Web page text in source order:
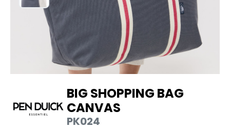
DE SERIE
LABEL / TEAR AWAY
BIG SHOPPING BAG
CANVAS
PK024